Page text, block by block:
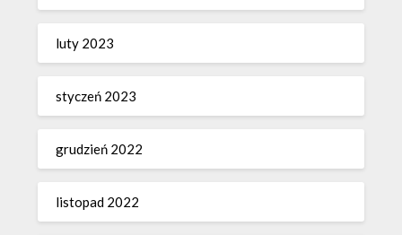
luty 2023
styczeń 2023
grudzień 2022
listopad 2022